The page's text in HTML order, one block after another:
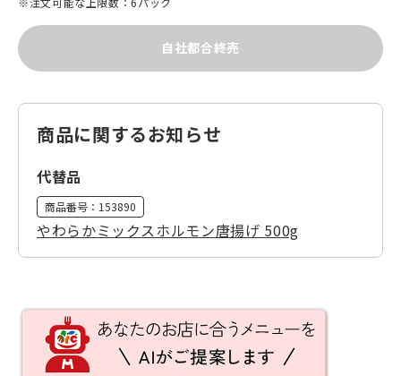
自社都合終売
商品に関するお知らせ
代替品
商品番号： 153890
やわらかミックスホルモン唐揚げ 500g